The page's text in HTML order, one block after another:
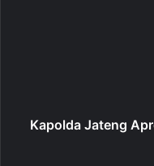
Kapolda Jateng